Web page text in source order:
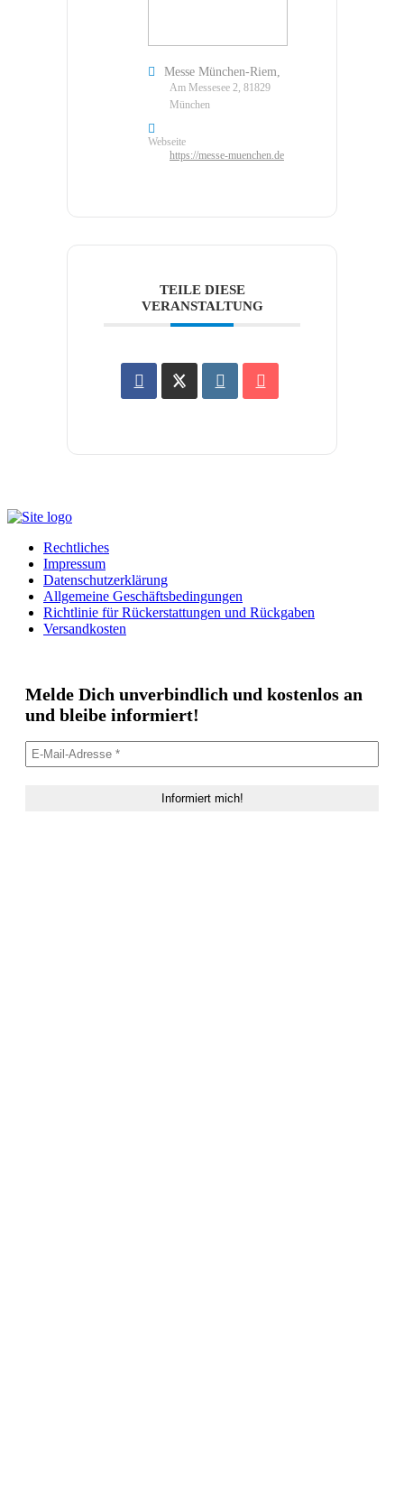
Messe München-Riem,
Am Messesee 2, 81829
München
Webseite
https://messe-muenchen.de
TEILE DIESE
VERANSTALTUNG
Rechtliches
Impressum
Datenschutzerklärung
Allgemeine Geschäftsbedingungen
Richtlinie für Rückerstattungen und Rückgaben
Versandkosten
Melde Dich unverbindlich und kostenlos an
und bleibe informiert!